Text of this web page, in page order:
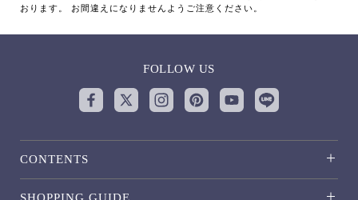
おります。 お間違えになりませんようご注意ください。
FOLLOW US
CONTENTS